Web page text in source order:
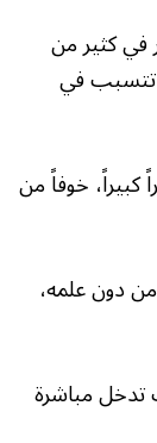
في كثير من
تتسبب في
لها توتراً كبيراً، خوفاً من
دون علمه،
تدخل مباشرة